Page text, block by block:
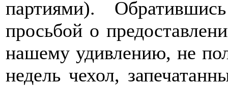
партиями).
просьбой о
нашему удивлению, не
недель чехол,